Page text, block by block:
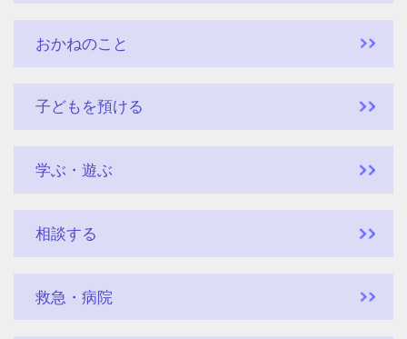
おかねのこと
子どもを預ける
学ぶ・遊ぶ
相談する
救急・病院